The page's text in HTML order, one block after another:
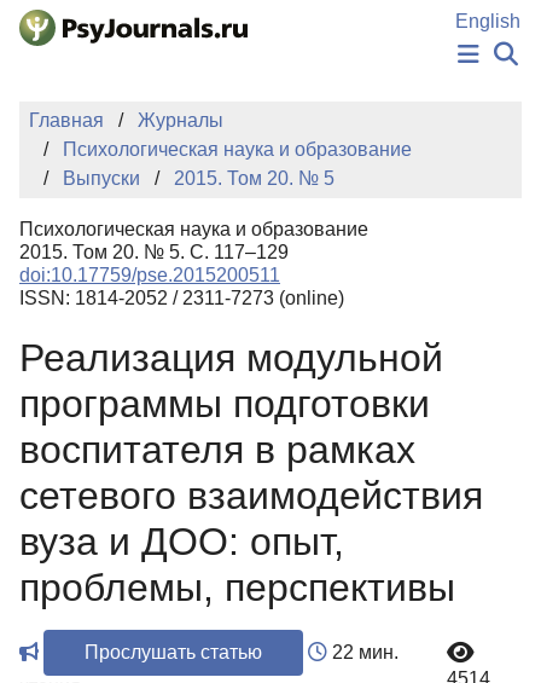
Перейти к основному содержанию
English
НОВОСТИ
ИЗДАНИЯ
АВТОРЫ
БАЗА ЗНАНИЙ
КЛЮЧЕВЫЕ СЛОВА
Регистрация
Главная
Журналы
Психологическая наука и образование
Выпуски
2015. Том 20. № 5
Психологическая наука и образование
2015. Том 20. № 5. С. 117–129
doi:10.17759/pse.2015200511
ISSN: 1814-2052 / 2311-7273 (online)
Реализация модульной
программы подготовки
воспитателя в рамках
сетевого взаимодействия
вуза и ДОО: опыт,
проблемы, перспективы
Прослушать статью
22 мин.